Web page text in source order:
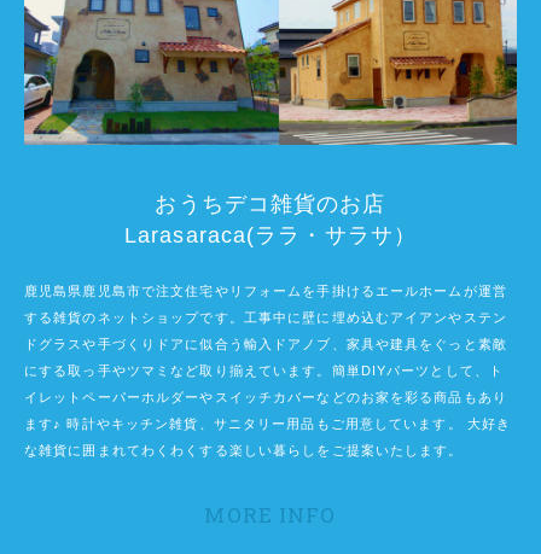
おうちデコ雑貨のお店
Larasaraca(ララ・サラサ）
鹿児島県鹿児島市で注文住宅やリフォームを手掛けるエールホームが運営
する雑貨のネットショップです。工事中に壁に埋め込むアイアンやステン
ドグラスや手づくりドアに似合う輸入ドアノブ、家具や建具をぐっと素敵
にする取っ手やツマミなど取り揃えています。簡単DIYパーツとして、ト
イレットペーパーホルダーやスイッチカバーなどのお家を彩る商品もあり
ます♪ 時計やキッチン雑貨、サニタリー用品もご用意しています。 大好き
な雑貨に囲まれてわくわくする楽しい暮らしをご提案いたします。
MORE INFO